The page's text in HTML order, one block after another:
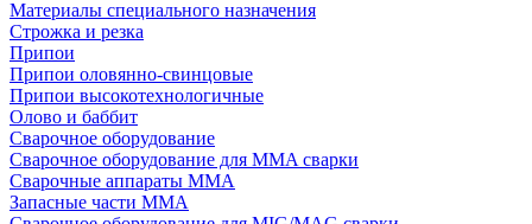
Материалы специального назначения
Строжка и резка
Припои
Припои оловянно-свинцовые
Припои высокотехнологичные
Олово и баббит
Сварочное оборудование
Сварочное оборудование для MMA сварки
Сварочные аппараты MMA
Запасные части MMA